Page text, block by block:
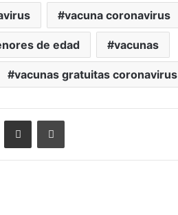
vacuna coronavirus
de edad vacunas
vacunas gratuitas coronavirus
Compartir por mail Imprimir